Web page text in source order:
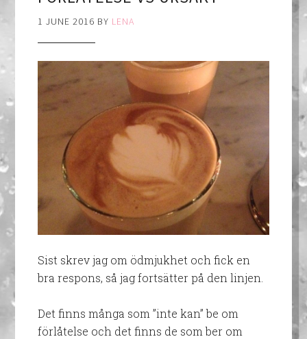
1 JUNE 2016 BY LENA
Sist skrev jag om ödmjukhet och fick en
bra respons, så jag fortsätter på den linjen.
Det finns många som ”inte kan” be om
förlåtelse och det finns de som ber om